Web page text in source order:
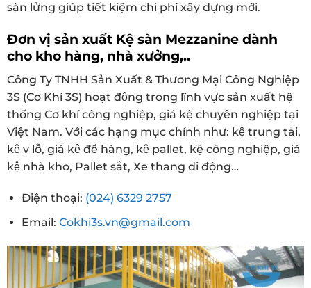
sàn lửng giúp tiết kiệm chi phí xây dựng mới.
Đơn vị sản xuất Kệ sàn Mezzanine dành
cho kho hàng, nhà xưởng,..
Công Ty TNHH Sản Xuất & Thương Mại Công Nghiệp
3S (Cơ Khí 3S) hoạt động trong lĩnh vực sản xuất hệ
thống Cơ khí công nghiệp, giá kệ chuyên nghiệp tại
Việt Nam. Với các hạng mục chính như: kệ trung tải,
kệ v lỗ, giá kệ để hàng, kệ pallet, kệ công nghiệp, giá
kệ nhà kho, Pallet sắt, Xe thang di động…
Điện thoại: (024) 6329 2757
Email: Cokhi3s.vn@gmail.com